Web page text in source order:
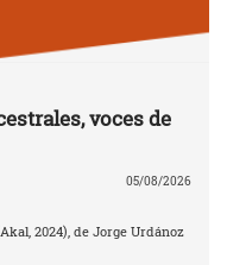
voces de
05/08/2026
2024), de Jorge Urdánoz